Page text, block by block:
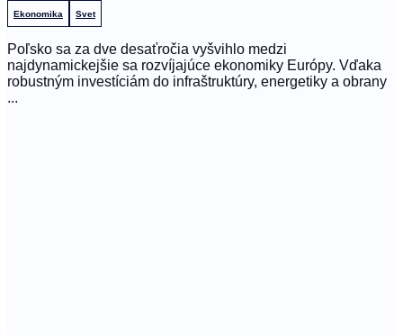
Ekonomika Svet
Poľsko sa za dve desaťročia vyšvihlo medzi
najdynamickejšie sa rozvíjajúce ekonomiky Európy. Vďaka
robustným investíciám do infraštruktúry, energetiky a obrany
...